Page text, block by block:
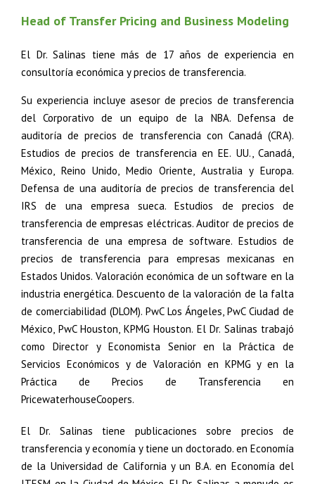
Head of Transfer Pricing and Business Modeling
El Dr. Salinas tiene más de 17 años de experiencia en
consultoría económica y precios de transferencia.
Su experiencia incluye asesor de precios de transferencia
del Corporativo de un equipo de la NBA. Defensa de
auditoría de precios de transferencia con Canadá (CRA).
Estudios de precios de transferencia en EE. UU., Canadá,
México, Reino Unido, Medio Oriente, Australia y Europa.
Defensa de una auditoría de precios de transferencia del
IRS de una empresa sueca. Estudios de precios de
transferencia de empresas eléctricas. Auditor de precios de
transferencia de una empresa de software. Estudios de
precios de transferencia para empresas mexicanas en
Estados Unidos. Valoración económica de un software en la
industria energética. Descuento de la valoración de la falta
de comerciabilidad (DLOM). PwC Los Ángeles, PwC Ciudad de
México, PwC Houston, KPMG Houston. El Dr. Salinas trabajó
como Director y Economista Senior en la Práctica de
Servicios Económicos y de Valoración en KPMG y en la
Práctica de Precios de Transferencia en
PricewaterhouseCoopers.
El Dr. Salinas tiene publicaciones sobre precios de
transferencia y economía y tiene un doctorado. en Economía
de la Universidad de California y un B.A. en Economía del